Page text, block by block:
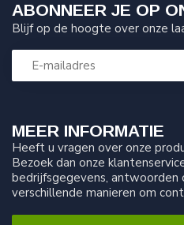
MEER INFORMATIE
Heeft u vragen over onze
Bezoek dan onze
bedrijfsgegevens,
verschillende manieren om
ABONNEER JE OP
Blijf op de hoogte over onze